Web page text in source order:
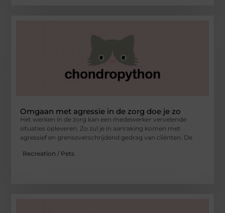
Omgaan met agressie in de zorg doe je zo
Het werken in de zorg kan een medewerker vervelende
situaties opleveren. Zo zul je in aanraking komen met
agressief en grensoverschrijdend gedrag van cliënten. De
Recreation / Pets